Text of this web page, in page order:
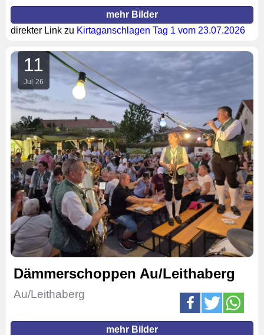
mehr Bilder
direkter Link zu Kirtaganschlagen Tag 1 vom 23.07.2026
11
Jul 26
Dämmerschoppen Au/Leithaberg
Au/Leithaberg
mehr Bilder